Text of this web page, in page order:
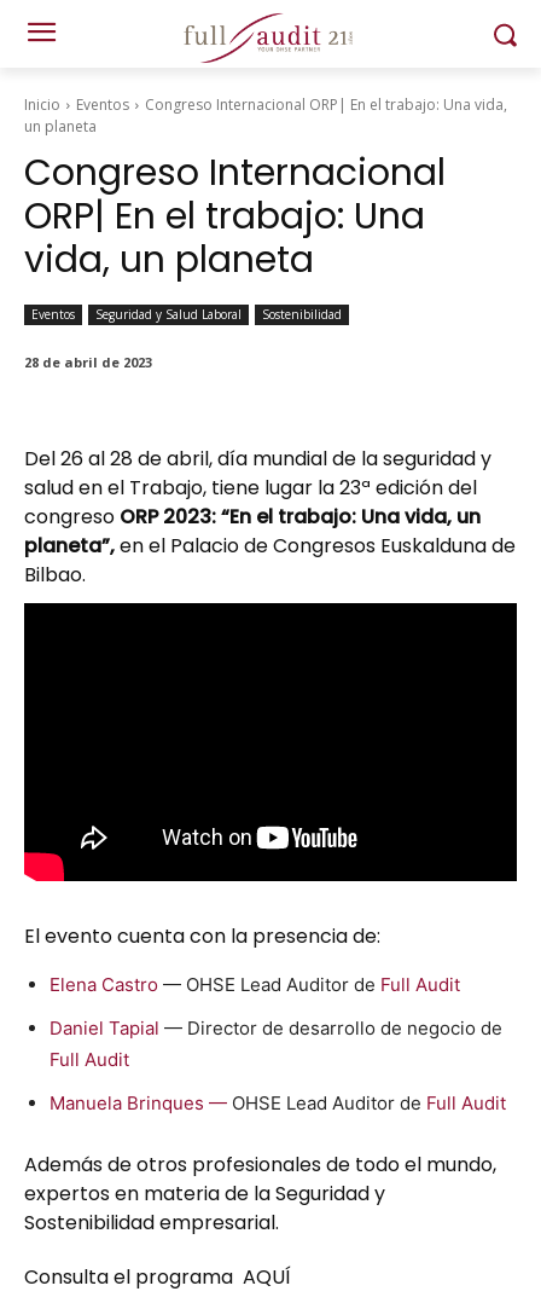
Inicio Eventos
Congreso Internacional ORP| En el trabajo: Una vida,
un planeta
Congreso Internacional
ORP| En el trabajo: Una
vida, un planeta
Eventos Seguridad y Salud Laboral Sostenibilidad
28 de abril de 2023
Del 26 al 28 de abril, día mundial de la seguridad y
salud en el Trabajo, tiene lugar la 23ª edición del
congreso ORP 2023: “En el trabajo: Una vida, un
planeta”,en el Palacio de Congresos Euskalduna de
Bilbao.
El evento cuenta con la presencia de:
Ele­na Cas­tro — OHSE Lead Audi­tor de Full Audit
Daniel Tapi­al — Direc­tor de desar­rol­lo de nego­cio de
Full Audit
Manuela Brin­ques — OHSE Lead Audi­tor de Full Audit
Además de otros profesionales de todo el mundo,
expertos en materia de la Seguridad y
Sostenibilidad empresarial.
Consulta el programa AQUÍ